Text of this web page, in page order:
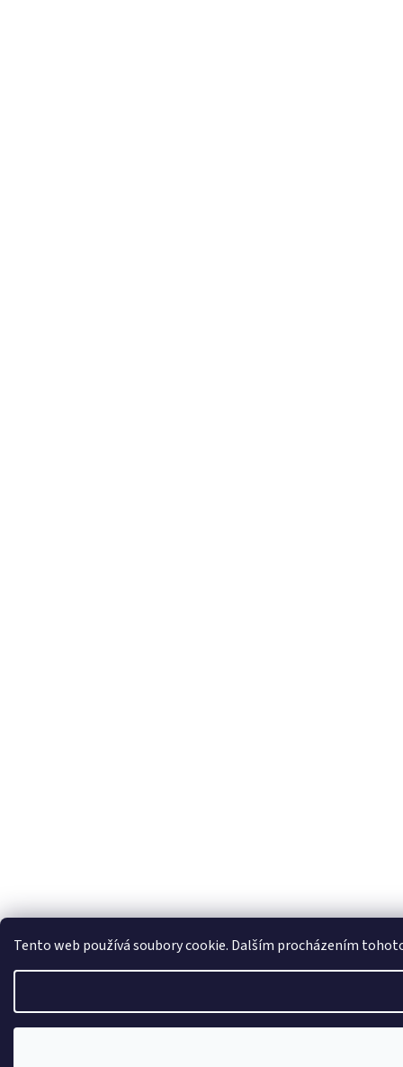
Tento web používá soubory cookie. Dalším procházením